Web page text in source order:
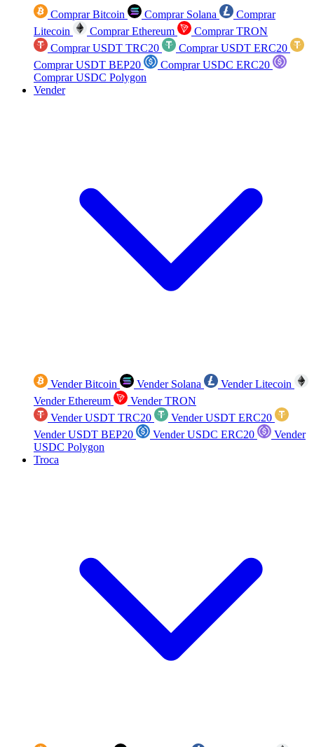
Comprar Bitcoin Comprar Solana
Comprar
Litecoin
Comprar Ethereum
Comprar TRON
Comprar USDT TRC20
Comprar USDT ERC20
Comprar USDT BEP20
Comprar USDC ERC20
Comprar USDC Polygon
Vender
Vender Bitcoin Vender Solana
Vender Litecoin
Vender Ethereum
Vender TRON
Vender USDT TRC20
Vender USDT ERC20
Vender USDT BEP20
Vender USDC ERC20
Vender
USDC Polygon
Troca